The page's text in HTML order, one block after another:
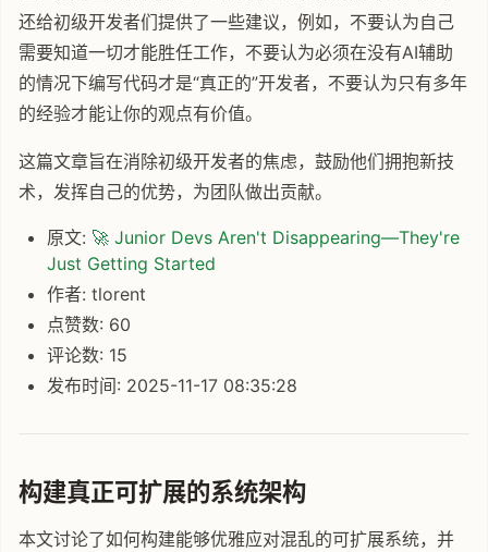
还给初级开发者们提供了一些建议，例如，不要认为自己
需要知道一切才能胜任工作，不要认为必须在没有AI辅助
的情况下编写代码才是“真正的”开发者，不要认为只有多年
的经验才能让你的观点有价值。
这篇文章旨在消除初级开发者的焦虑，鼓励他们拥抱新技
术，发挥自己的优势，为团队做出贡献。
原文: 🚀 Junior Devs Aren't Disappearing—They're
Just Getting Started
作者: tlorent
点赞数: 60
评论数: 15
发布时间: 2025-11-17 08:35:28
构建真正可扩展的系统架构
本文讨论了如何构建能够优雅应对混乱的可扩展系统，并